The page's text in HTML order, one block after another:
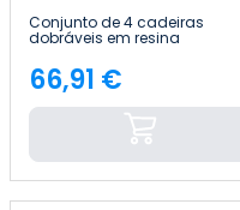
Conjunto de 4 cadeiras
dobráveis em resina
7house
Preço
66,91 €